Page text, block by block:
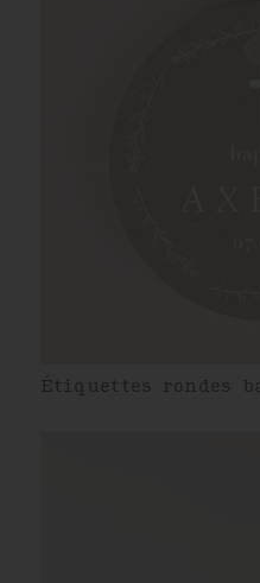
Étiquettes rondes